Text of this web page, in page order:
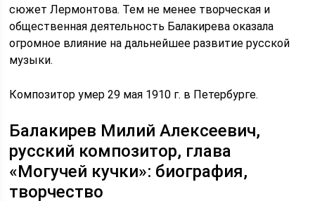
сюжет Лермонтова. Тем не менее творческая и
общественная деятельность Балакирева оказала
огромное влияние на дальнейшее развитие русской
музыки.
Композитор умер 29 мая 1910 г. в Петербурге.
Балакирев Милий Алексеевич,
русский композитор, глава
«Могучей кучки»: биография,
творчество